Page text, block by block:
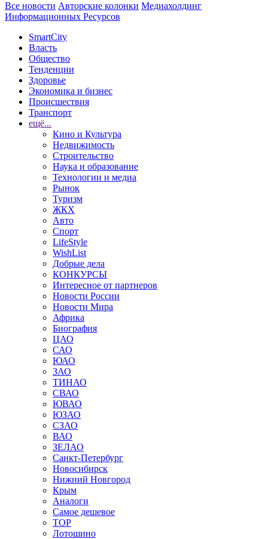
Все новости Авторские колонки Медиахолдинг
Информационных Ресурсов
SmartCity
Власть
Общество
Тенденции
Здоровье
Экономика и бизнес
Происшествия
Транспорт
ещё...
Кино и Культура
Недвижимость
Строительство
Наука и образование
Технологии и медиа
Рынок
Туризм
ЖКХ
Авто
Спорт
LifeStyle
WishList
Добрые дела
КОНКУРСЫ
Интересное от партнеров
Новости России
Новости Мира
Африка
Биография
ЦАО
САО
ЮАО
ЗАО
ТИНАО
СВАО
ЮВАО
ЮЗАО
СЗАО
ВАО
ЗЕЛАО
Санкт-Петербург
Новосибирск
Нижний Новгород
Крым
Аналоги
Самое дешевое
TOP
Лотошино